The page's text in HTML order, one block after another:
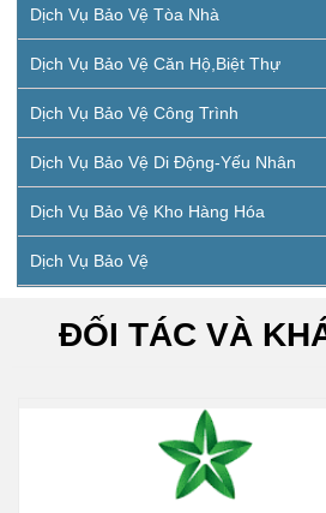
Dịch Vụ Bảo Vệ Tòa Nhà
Dịch Vụ Bảo Vệ Căn Hộ,biệt Thự
Dịch Vụ Bảo Vệ Công Trình
Dịch Vụ Bảo Vệ Di Động-Yếu Nhân
Dịch Vụ Bảo Vệ Kho Hàng Hóa
Dịch Vụ Bảo Vệ
ĐỐI TÁC VÀ